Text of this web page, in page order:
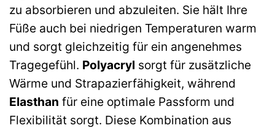
zu absorbieren und abzuleiten. Sie hält Ihre
Füße auch bei niedrigen Temperaturen warm
und sorgt gleichzeitig für ein angenehmes
Tragegefühl. Polyacryl sorgt für zusätzliche
Wärme und Strapazierfähigkeit, während
Elasthan für eine optimale Passform und
Flexibilität sorgt. Diese Kombination aus